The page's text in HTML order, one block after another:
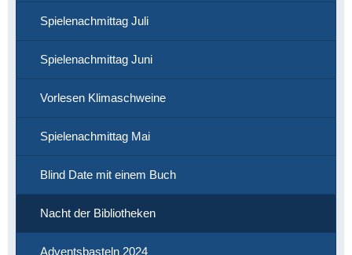
Spielenachmittag Juli
Spielenachmittag Juni
Vorlesen Klimaschweine
Spielenachmittag Mai
Blind Date mit einem Buch
Nacht der Bibliotheken
Adventsbasteln 2024